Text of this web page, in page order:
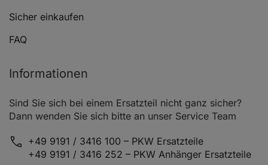
Sicher einkaufen
FAQ
Informationen
Sind Sie sich bei einem Ersatzteil nicht ganz sicher?
Dann wenden Sie sich bitte an unser Service Team
+49 9191 / 3416 100 – PKW Ersatzteile
+49 9191 / 3416 252 – PKW Anhänger Ersatzteile